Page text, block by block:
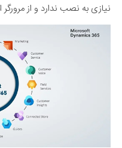
نیازی به نصب ندارد و از